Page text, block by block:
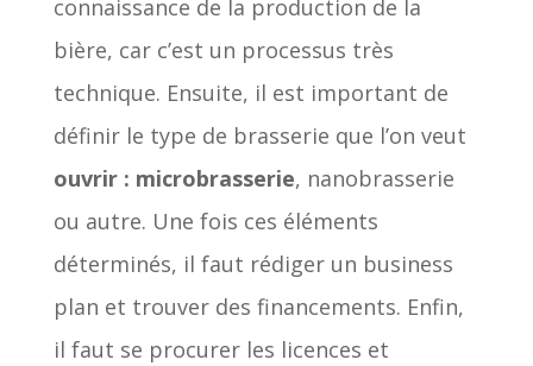
connaissance de la production de la
bière, car c’est un processus très
technique. Ensuite, il est important de
définir le type de brasserie que l’on veut
ouvrir : microbrasserie, nanobrasserie
ou autre. Une fois ces éléments
déterminés, il faut rédiger un business
plan et trouver des financements. Enfin,
il faut se procurer les licences et